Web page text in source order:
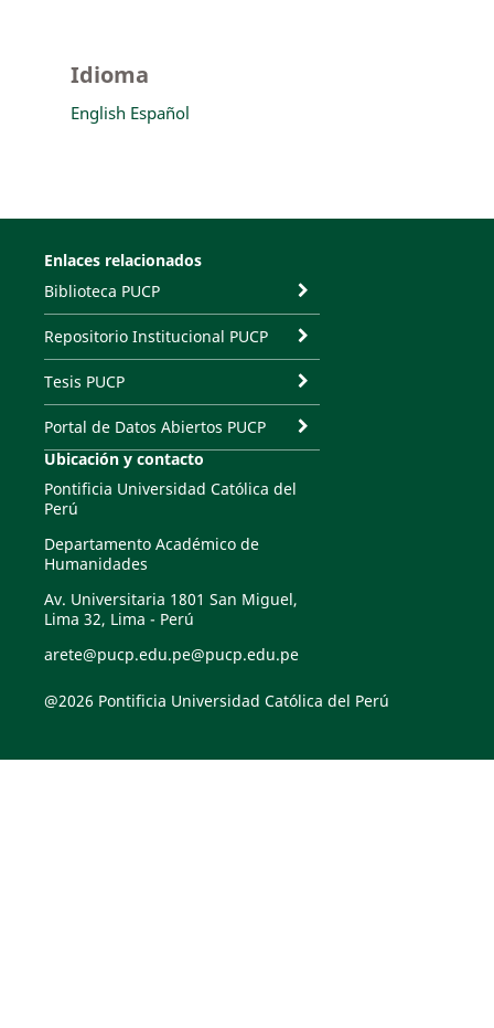
Idioma
English Español
Enlaces relacionados
Biblioteca PUCP
Repositorio Institucional PUCP
Tesis PUCP
Portal de Datos Abiertos PUCP
Ubicación y contacto
Pontificia Universidad Católica del
Perú
Departamento Académico de
Humanidades
Av. Universitaria 1801 San Miguel,
Lima 32, Lima - Perú
arete@pucp.edu.pe@pucp.edu.pe
@2026 Pontificia Universidad Católica del Perú